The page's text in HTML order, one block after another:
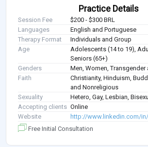
Practice Details
Session Fee
$200 - $300 BRL
Languages
English and Portuguese
Therapy Format
Individuals and Group
Age
Adolescents (14 to 19),
Seniors (65+)
Genders
Men, Women, Transgender
Faith
Christianity, Hinduism,
and Nonreligious
Sexuality
Hetero, Gay, Lesbian,
Accepting clients Online
Website
http://www.linkedin.com/
Free Initial Consultation